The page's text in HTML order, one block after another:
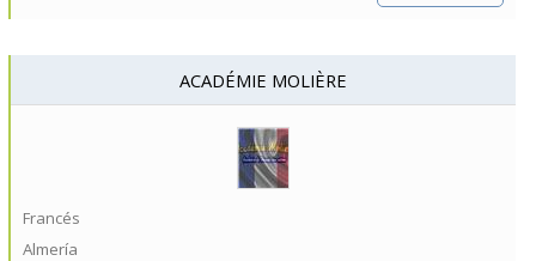
ACADÉMIE MOLIÈRE
Francés
Almería